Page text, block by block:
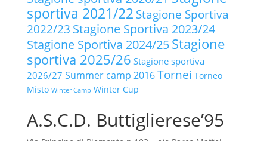
sportiva 2021/22 Stagione Sportiva
2022/23 Stagione Sportiva 2023/24
Stagione Sportiva 2024/25Stagione
sportiva 2025/26 Stagione sportiva
2026/27 Summer camp 2016Tornei Torneo
Misto Winter Camp Winter Cup
A.S.C.D. Buttiglierese’95